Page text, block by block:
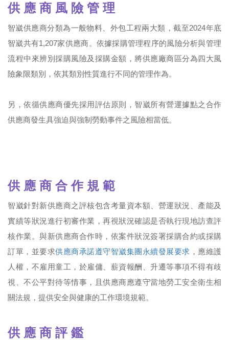
供 應 商 風 險 管 理
智崴供應商分類為一般物料、外包工程兩大類，截至2024年底
智崴共有1,207家供應商。依據採購管理程序的風險分析與管理
流程中來辨別採購風險及採購金額，將供應廠商區分為四大風
險象限類別，依其類別性質進行不同的管理作為。
另，依循供應商優先採用評估原則，智崴所有營運據點之合作
供應商發生具強迫與強制勞動事件之風險相當低。
供 應 商 合 作 規 範
智崴針對新供應商之評核包含考量資本額、營運狀況、產能及
實績等狀況進行初審作業，再視狀況確認是否執行現地訪查評
核作業。與新供應商合作時，依案件狀況簽署採購合約或採購
訂單，並要求供應商承諾遵守智崴集團永續發展要求 ，應維護
人權，不雇用童工，於雇傭、薪資報酬、升遷等事項不得有歧
視、不公平對待等情事，且供應商應遵守當地勞工安全衛生相
關法規，提供安全與健康的工作環境規範。
供 應 商 評 鑑